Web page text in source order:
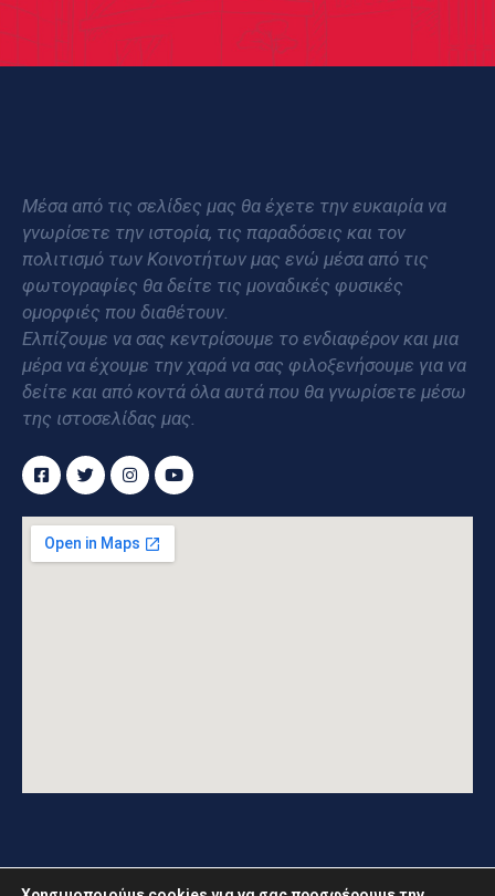
Μέσα από τις σελίδες μας θα έχετε την ευκαιρία να
γνωρίσετε την ιστορία, τις παραδόσεις και τον
πολιτισμό των Κοινοτήτων μας ενώ μέσα από τις
φωτογραφίες θα δείτε τις μοναδικές φυσικές
ομορφιές που διαθέτουν.
Ελπίζουμε να σας κεντρίσουμε το ενδιαφέρον και μια
μέρα να έχουμε την χαρά να σας φιλοξενήσουμε για να
δείτε και από κοντά όλα αυτά που θα γνωρίσετε μέσω
της ιστοσελίδας μας.